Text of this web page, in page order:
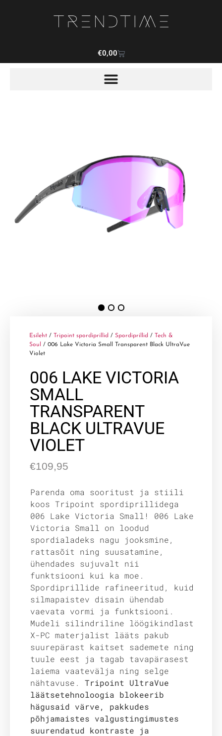
€0,00
Esileht / Tripoint spordiprillid / Spordiprillid / Tech &
Soul
/ 006 Lake Victoria Small Transparent Black UltraVue
Violet
006 LAKE VICTORIA
SMALL
TRANSPARENT
BLACK ULTRAVUE
VIOLET
€109,95
Parenda oma sooritust ja stiili
koos Tripoint spordiprillidega
006 Lake Victoria Small! 006 Lake
Victoria Small on loodud
spordialadeks nagu jooksmine,
rattasõit ning suusatamine,
ühendades sujuvalt nii
funktsiooni kui ka moe.
Spordiprillide rafineeritud, kuid
silmapaistev disain ühendab
vaevata vormi ja funktsiooni.
Mudeli silindriline löögikindlast
X-PC materjalist lääts pakub
suurepärast kaitset sademete ning
tuule eest ja tagab tavapärasest
laiema vaatevälja ning selge
nähtavuse. Tripoint UltraVue
läätsetehnoloogia blokeerib
hägusaid värve, pakkudes
põhjamaistes valgustingimustes
suurendatud kontraste ja